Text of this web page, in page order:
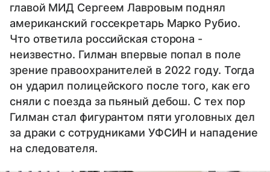
главой МИД Сергеем Лавровым поднял
американский госсекретарь Марко Рубио.
Что ответила российская сторона -
неизвестно. Гилман впервые попал в поле
зрение правоохранителей в 2022 году. Тогда
он ударил полицейского после того, как его
сняли с поезда за пьяный дебош. С тех пор
Гилман стал фигурантом пяти уголовных дел
за драки с сотрудниками УФСИН и нападение
на следователя.